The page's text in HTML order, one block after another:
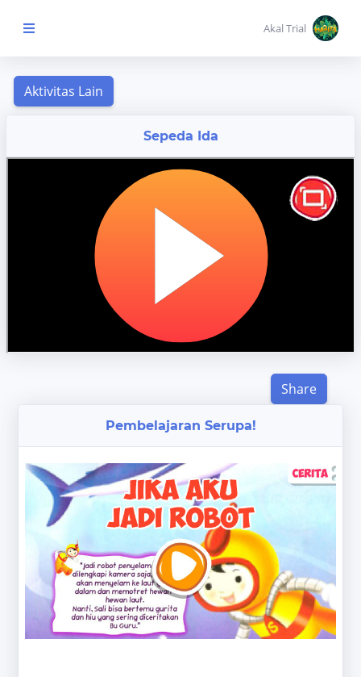
Beranda Anak
Akal Trial
Sepeda Ida
Share
Pembelajaran Serupa!